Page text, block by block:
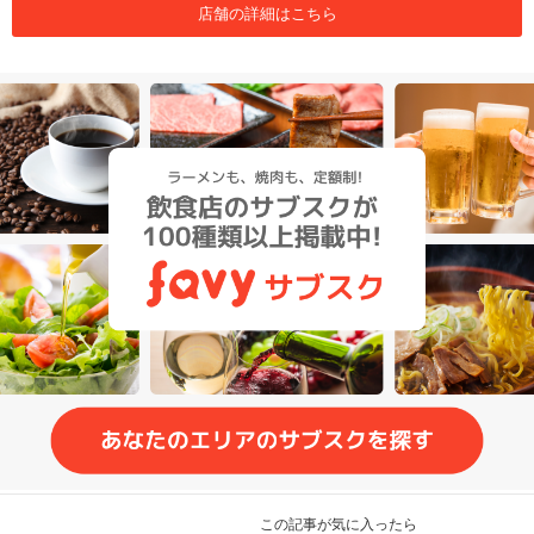
店舗の詳細はこちら
この記事が気に入ったら